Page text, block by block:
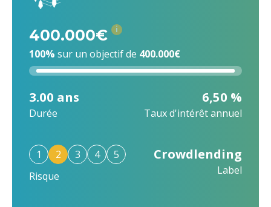
400.000€ i
100% sur un objectif de 400.000€
3.00 ans
Durée
6,50 %
Taux d'intérêt annuel
1 2 3 4
5
Risque
Crowdlending
Label